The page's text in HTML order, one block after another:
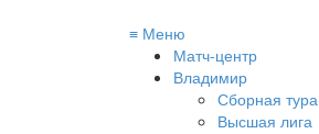
≡ Меню
Матч-центр
Владимир
Сборная тура
Высшая лига